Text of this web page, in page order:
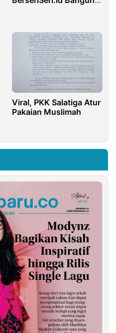
Viral, PKK Salatiga Atur
Pakaian Muslimah